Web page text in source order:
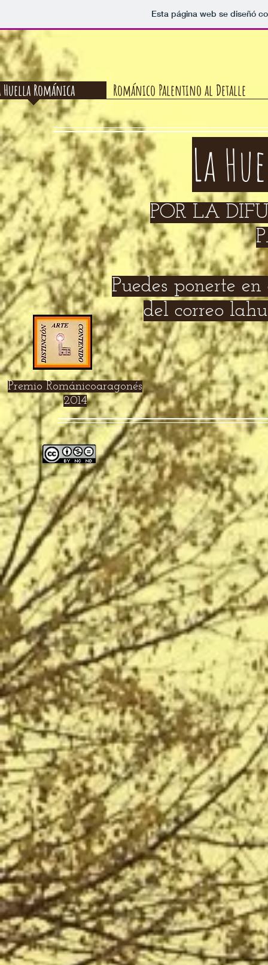
Esta página web se diseñó
Huella Románica Románico Palentino al Detalle
La
POR LA
Puedes ponerte
del correo
Premio Románicoaragonés
2014